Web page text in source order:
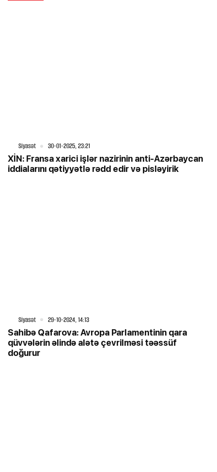
Siyasət 30-01-2025, 23:21
XİN: Fransa xarici işlər nazirinin anti-Azərbaycan
iddialarını qətiyyətlə rədd edir və pisləyirik
Siyasət 29-10-2024, 14:13
Sahibə Qafarova: Avropa Parlamentinin qara
qüvvələrin əlində alətə çevrilməsi təəssüf
doğurur